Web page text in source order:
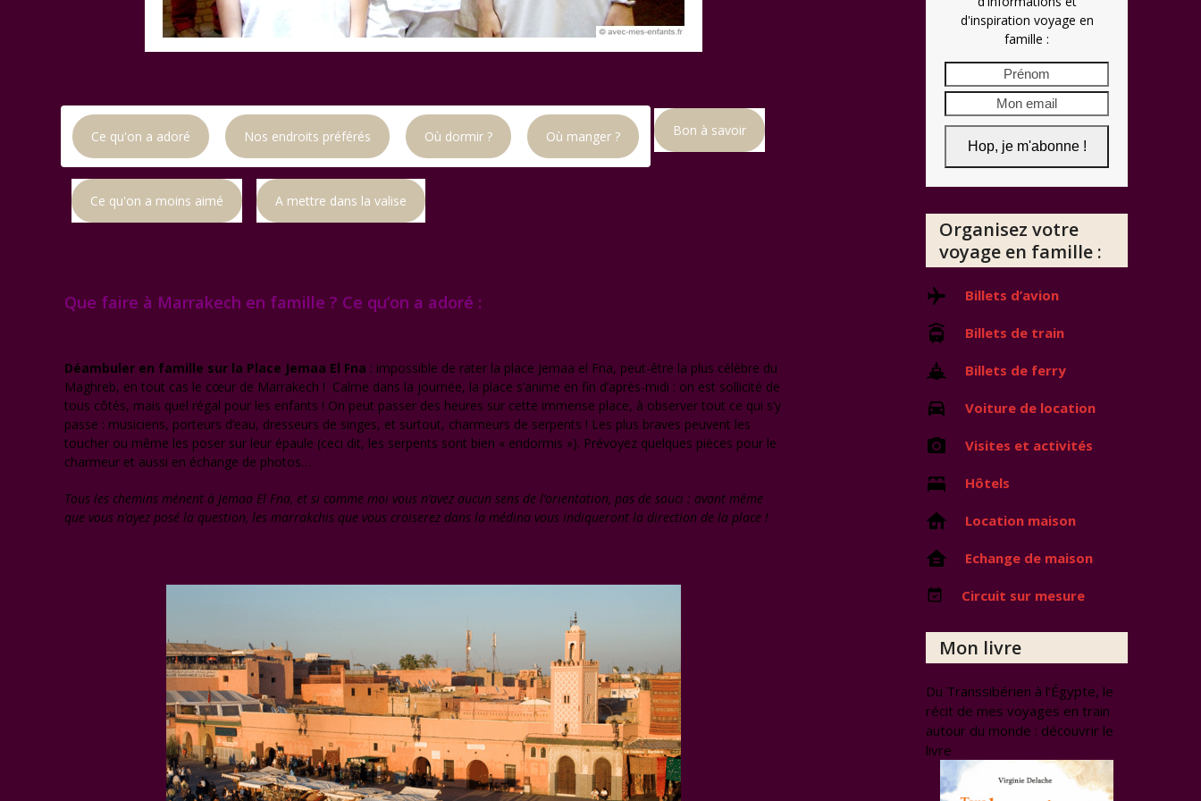
Ce qu'on a adoré Nos endroits préférés Où dormir ? Où manger ? Bon à savoir
Ce qu'on a moins aimé A mettre dans la valise
Que faire à Marrakech en famille ? Ce qu’on a adoré :
Déambuler en famille sur la Place Jemaa El Fna : impossible de rater la place Jemaa el Fna, peut-être la plus célèbre du
Maghreb, en tout cas le cœur de Marrakech ! Calme dans la journée, la place s’anime en fin d’après-midi : on est sollicité de
tous côtés, mais quel régal pour les enfants ! On peut passer des heures sur cette immense place, à observer tout ce qui s’y
passe : musiciens, porteurs d’eau, dresseurs de singes, et surtout, charmeurs de serpents ! Les plus braves peuvent les
toucher ou même les poser sur leur épaule (ceci dit, les serpents sont bien « endormis »). Prévoyez quelques pièces pour le
charmeur et aussi en échange de photos…
Tous les chemins mènent à Jemaa El Fna, et si comme moi vous n’avez aucun sens de l’orientation, pas de souci : avant même
que vous n’ayez posé la question, les marrakchis que vous croiserez dans la médina vous indiqueront la direction de la place !
d'inspiration voyage en
famille :
email
Hop, je m'abonne !
Organisez votre
voyage en famille :
Billets d’avion
Billets de train
Billets de ferry
Voiture de location
Visites et activités
Hôtels
Location maison
Echange de maison
Circuit sur mesure
Mon livre
Du Transsibérien à l’Égypte, le
récit de mes voyages en train
autour du monde : découvrir le
livre